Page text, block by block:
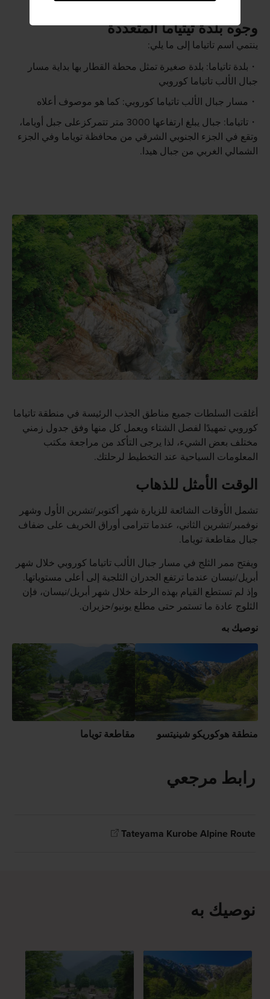
وجوه بلدة تيتياما المتعددة
ينتمي اسم تاتياما إلى ما يلي:
بلدة تاتياما: بلدة صغيرة تمثل محطة القطار بها بداية مسار
جبال الألب تاتياما كوروبي
مسار جبال الألب تاتياما كوروبي: كما هو موصوف أعلاه
تاتياما: جبال يبلغ ارتفاعها 3000 متر تتمركزعلى جبل أوياما،
وتقع في الجزء الجنوبي الشرقي من محافظة توياما وفي الجزء
الشمالي الغربي من جبال هيدا.
أغلقت السلطات جميع مناطق الجذب الرئيسة في منطقة تاتياما
كوروبي تمهيدًا لفصل الشتاء ويعمل كل منها وفق جدول زمني
مختلف بعض الشيء، لذا يرجى التأكد من مراجعة مكتب
المعلومات السياحية عند التخطيط لرحلتك.
الوقت الأمثل للذهاب
تشمل الأوقات الشائعة للزيارة شهر أكتوبر/تشرين الأول وشهر
نوفمبر/تشرين الثاني، عندما تترامى أوراق الخريف على ضفاف
جبال مقاطعة توياما.
ويفتح ممر الثلج في مسار جبال الألب تاتياما كوروبي خلال شهر
أبريل/نيسان عندما ترتفع الجدران الثلجية إلى أعلى مستوياتها.
وإذ لم تستطع القيام بهذه الرحلة خلال شهر أبريل/نيسان، فإن
الثلوج عادة ما تستمر حتى مطلع يونيو/حزيران.
نوصيك به
منطقة هوكوريكو شينيتسو مقاطعة توياما
رابط مرجعي
Tateyama Kurobe Alpine Route
نوصيك به